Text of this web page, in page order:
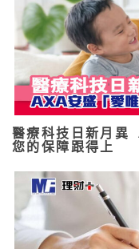
醫療科技日新月異
您的保障跟得上